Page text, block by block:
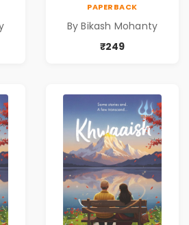
PAPERBACK
By Bikash Mohanty
₹249